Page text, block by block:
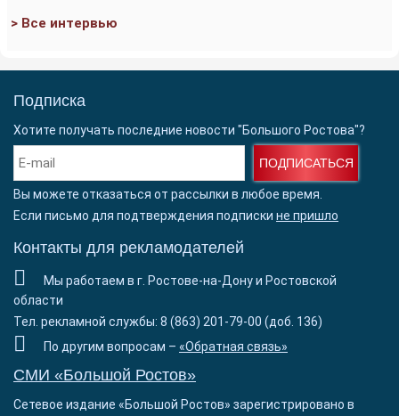
> Все интервью
Подписка
Хотите получать последние новости "Большого Ростова"?
ПОДПИСАТЬСЯ
Вы можете отказаться от рассылки в любое время.
Если письмо для подтверждения подписки не пришло
Контакты для рекламодателей
Мы работаем в г. Ростове-на-Дону и Ростовской
области
Тел. рекламной службы: 8 (863) 201-79-00 (доб. 136)
По другим вопросам – «Обратная связь»
СМИ «Большой Ростов»
Сетевое издание «Большой Ростов» зарегистрировано в